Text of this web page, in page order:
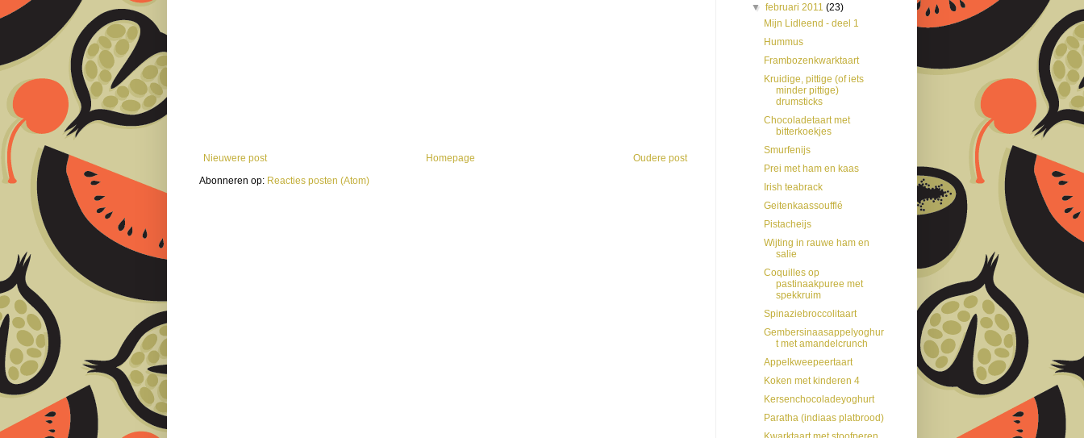
Nieuwere post Oudere post
Homepage
Abonneren op: Reacties posten (Atom)
▼februari 2011(23)
Mijn Lidleend - deel 1
Hummus
Frambozenkwarktaart
Kruidige, pittige (of iets
minder pittige)
drumsticks
Chocoladetaart met
bitterkoekjes
Smurfenijs
Prei met ham en kaas
Irish teabrack
Geitenkaassoufflé
Pistacheijs
Wijting in rauwe ham en
salie
Coquilles op
pastinaakpuree met
spekkruim
Spinaziebroccolitaart
Gembersinaasappelyoghur
t met amandelcrunch
Appelkweepeertaart
Koken met kinderen 4
Kersenchocoladeyoghurt
Paratha (indiaas platbrood)